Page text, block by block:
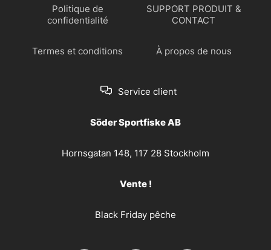
Politique de
confidentialité
SUPPORT PRODUIT &
CONTACT
Termes et conditions À propos de nous
Service client
Söder Sportfiske AB
Hornsgatan 148, 117 28 Stockholm
Vente !
Black Friday pêche